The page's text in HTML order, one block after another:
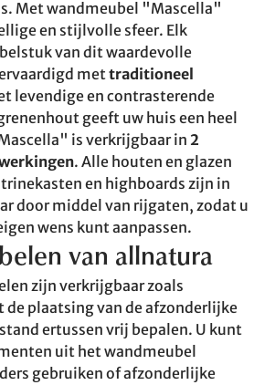
Met wandmeubel "Mascella"
en stijlvolle sfeer. Elk
van dit waardevolle
mettraditioneel
levendige en contrasterende
geeft uw huis een heel
is verkrijgbaar in 2
. Alle houten en glazen
en highboards zijn in
door middel van rijgaten, zodat u
wens kunt aanpassen.
van allnatura
zijn verkrijgbaar zoals
de plaatsing van de afzonderlijke
ertussen vrij bepalen. U kunt
uit het wandmeubel
gebruiken of afzonderlijke